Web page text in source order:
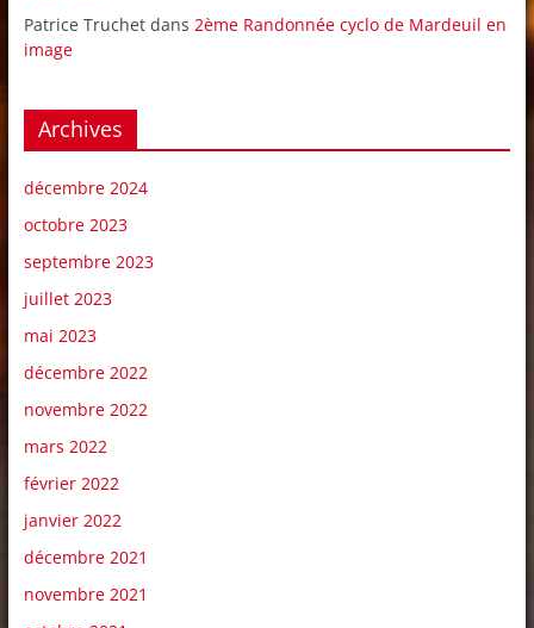
Patrice Truchetdans 2ème Randonnée cyclo de Mardeuil en
image
Archives
décembre 2024
octobre 2023
septembre 2023
juillet 2023
mai 2023
décembre 2022
novembre 2022
mars 2022
février 2022
janvier 2022
décembre 2021
novembre 2021